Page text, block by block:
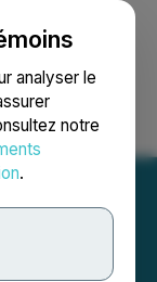
analyser le
notre
.
English